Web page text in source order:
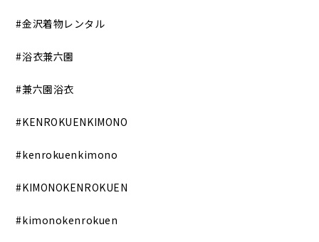
#金沢着物レンタル
#浴衣兼六園
#兼六園浴衣
#KENROKUENKIMONO
#kenrokuenkimono
#KIMONOKENROKUEN
#kimonokenrokuen